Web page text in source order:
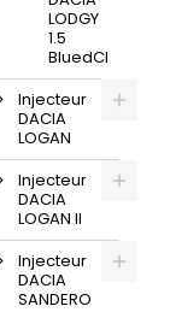
LODGY
1.5
BluedCI
Injecteur
DACIA
LOGAN
Injecteur
DACIA
LOGAN II
Injecteur
DACIA
SANDERO